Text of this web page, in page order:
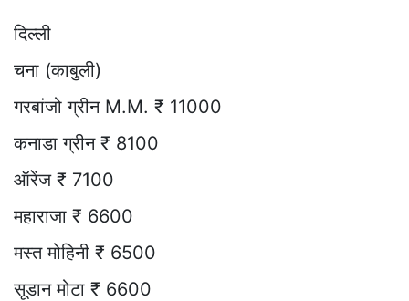
दिल्ली
चना (काबुली)
गरबांजो ग्रीन M.M. ₹ 11000
कनाडा ग्रीन ₹ 8100
ऑरेंज ₹ 7100
महाराजा ₹ 6600
मस्त मोहिनी ₹ 6500
सूडान मोटा ₹ 6600